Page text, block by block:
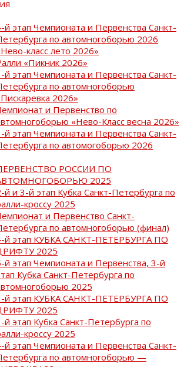
й этап Чемпионата и Первенства Санкт-
по автомногоборью 2026
класс лето 2026»
«Пикник 2026»
й этап Чемпионата и Первенства Санкт-
по автомногоборью
2026»
и Первенство по
«Нево-Класс весна 2026»
й этап Чемпионата и Первенства Санкт-
по автомогоборью 2026
РОССИИ ПО
2025
й и 3-й этап Кубка Санкт-Петербурга по
кроссу 2025
и Первенство Санкт-
по автомногоборью (финал)
й этап КУБКА САНКТ-ПЕТЕРБУРГА ПО
2025
й этап Чемпионата и Первенства, 3-й
Кубка Санкт-Петербурга по
2025
й этап КУБКА САНКТ-ПЕТЕРБУРГА ПО
2025
й этап Кубка Санкт-Петербурга по
кроссу 2025
й этап Чемпионата и Первенства Санкт-
по автомногоборью —